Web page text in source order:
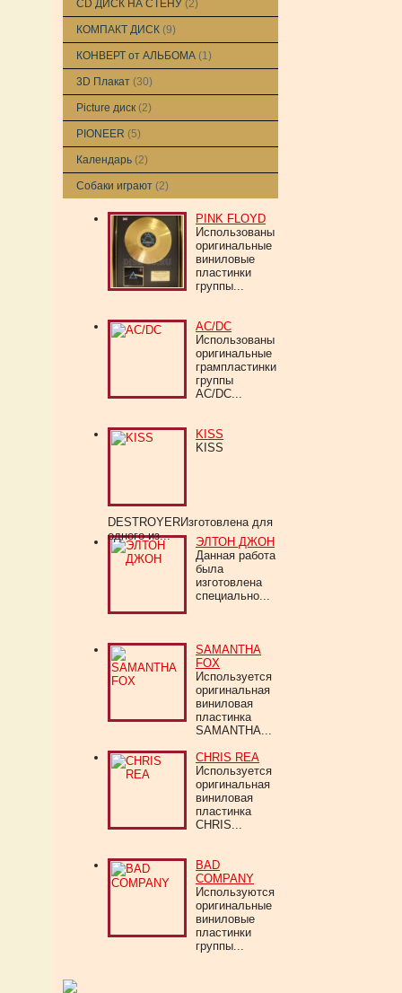
CD ДИСК НА СТЕНУ (2)
КОМПАКТ ДИСК (9)
КОНВЕРТ от АЛЬБОМА (1)
3D Плакат (30)
Picture диск (2)
PIONEER (5)
Календарь (2)
Собаки играют (2)
PINK FLOYD
Использованы
оригинальные
виниловые
пластинки
группы...
AC/DC
Использованы
оригинальные
грампластинки
группы
AC/DC...
KISS
KISS
DESTROYERИзготовлена для
одного из...
ЭЛТОН ДЖОН
Данная работа
была
изготовлена
специально...
SAMANTHA
FOX
Используется
оригинальная
виниловая
пластинка
SAMANTHA...
CHRIS REA
Используется
оригинальная
виниловая
пластинка
CHRIS...
BAD
COMPANY
Используются
оригинальные
виниловые
пластинки
группы...